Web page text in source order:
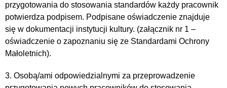
przygotowania do stosowania standardów każdy pracownik
potwierdza podpisem. Podpisane oświadczenie znajduje
się w dokumentacji instytucji kultury. (załącznik nr 1 –
oświadczenie o zapoznaniu się ze Standardami Ochrony
Małoletnich).
3. Osobą/ami odpowiedzialnymi za przeprowadzenie